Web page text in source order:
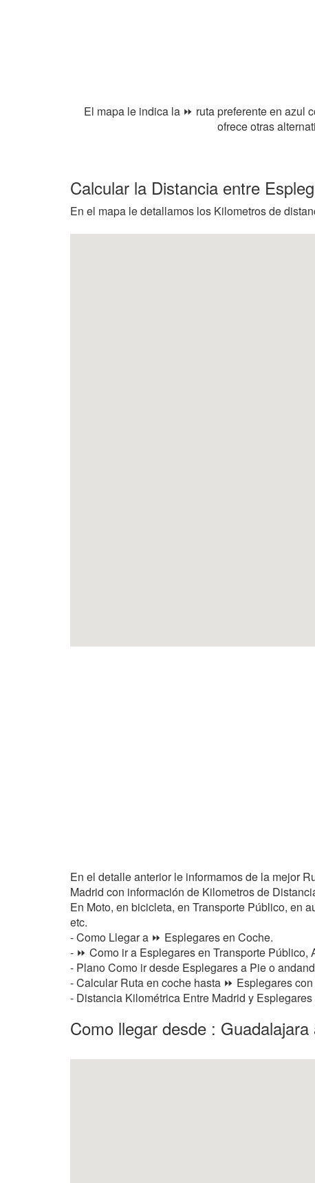
El mapa le indica la ⏩ ruta preferente en azul
ofrece otras
Calcular la Distancia entre
En el mapa le detallamos los Kilometros de
En el detalle anterior le informamos de la mejor
Madrid con información de Kilometros de
En Moto, en bicicleta, en Transporte Público, en
etc.
- Como Llegar a ⏩ Esplegares en Coche.
- ⏩ Como ir a Esplegares en Transporte Público,
- Plano Como ir desde Esplegares a Pie o
- Calcular Ruta en coche hasta ⏩ Esplegares
- Distancia Kilométrica Entre Madrid y
Como llegar desde :